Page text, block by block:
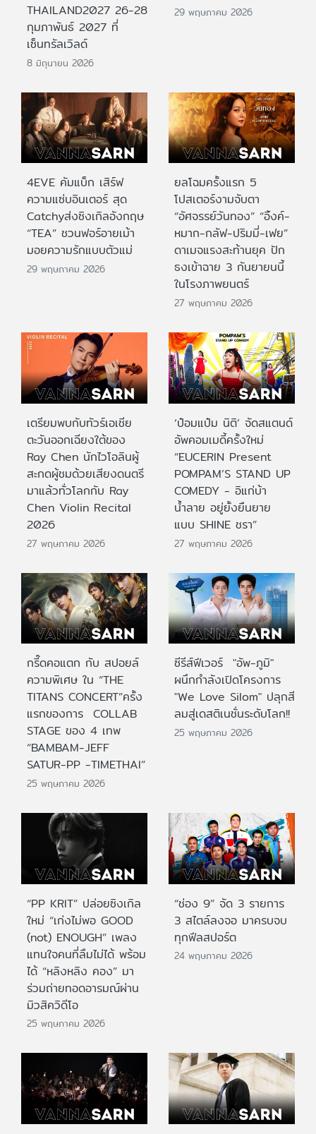
THAILAND2027 26-28
กุมภาพันธ์ 2027 ที่
เซ็นทรัลเวิลด์
8 มิถุนายน 2026
29 พฤษภาคม 2026
4EVE คัมแบ็ก เสิร์ฟ
ความแซ่บอินเตอร์ สุด
Catchyส่งซิงเกิลอังกฤษ
“TEA” ชวนฟอร์อายเม้า
มอยความรักแบบตัวแม่
29 พฤษภาคม 2026
ยลโฉมครั้งแรก 5
โปสเตอร์งามจับตา
“อัศจรรย์วันทอง” “อิ้งค์-
หมาก-กลัฟ-ปริมมี่-เฟย”
ดาเมจแรงสะท้านยุค ปัก
ธงเข้าฉาย 3 กันยายนนี้
ในโรงภาพยนตร์
27 พฤษภาคม 2026
เตรียมพบกับทัวร์เอเชีย
ตะวันออกเฉียงใต้ของ
Ray Chen นักไวโอลินผู้
สะกดผู้ชมด้วยเสียงดนตรี
มาแล้วทั่วโลกกับ Ray
Chen Violin Recital
2026
27 พฤษภาคม 2026
‘ป๋อมแป๋ม นิติ’ จัดสแตนด์
อัพคอมเมดี้ครั้งใหม่
“EUCERIN Present
POMPAM’S STAND UP
COMEDY - อิแก่บ้า
น้ำลาย อยู่ยั้งยืนยาย
แบบ SHINE ชรา”
27 พฤษภาคม 2026
กรี๊ดคอแตก กับ สปอยล์
ความพิเศษ ใน “THE
TITANS CONCERT”ครั้ง
แรกของการ COLLAB
STAGE ของ 4 เทพ
“BAMBAM-JEFF
SATUR-PP -TIMETHAI”
25 พฤษภาคม 2026
ซีรีส์ฟีเวอร์ "อัพ-ภูมิ"
ผนึกกำลังเปิดโครงการ
"We Love Silom" ปลุกสี
ลมสู่เดสติเนชั่นระดับโลก!!
25 พฤษภาคม 2026
“PP KRIT” ปล่อยซิงเกิล
ใหม่ “เก่งไม่พอ GOOD
(not) ENOUGH” เพลง
แทนใจคนที่ลืมไม่ได้ พร้อม
ได้ “หลิงหลิง คอง” มา
ร่วมถ่ายทอดอารมณ์ผ่าน
มิวสิควิดีโอ
25 พฤษภาคม 2026
“ช่อง 9” จัด 3 รายการ
3 สไตล์ลงจอ มาครบจบ
ทุกฟีลสปอร์ต
24 พฤษภาคม 2026